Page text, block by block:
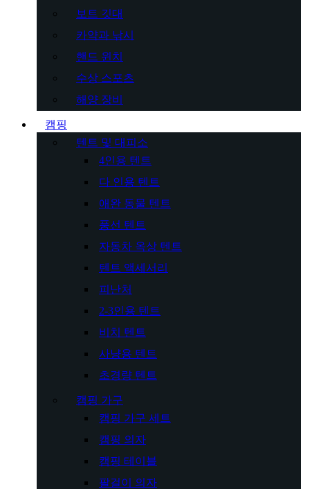
보트 깃대
카약과 낚시
핸드 윈치
수상 스포츠
해양 장비
캠핑
텐트 및 대피소
4인용 텐트
다 인용 텐트
애완 동물 텐트
풍선 텐트
자동차 옥상 텐트
텐트 액세서리
피난처
2-3인용 텐트
비치 텐트
사냥용 텐트
초경량 텐트
캠핑 가구
캠핑 가구 세트
캠핑 의자
캠핑 테이블
팔걸이 의자